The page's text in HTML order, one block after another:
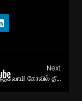
Next
நல்லூர் கந்தசுவாமி கோவில் தீர்த்தத்திருவிழா